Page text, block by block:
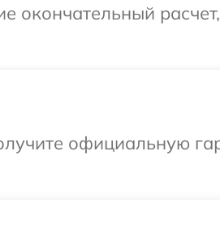
окончательный
официальную